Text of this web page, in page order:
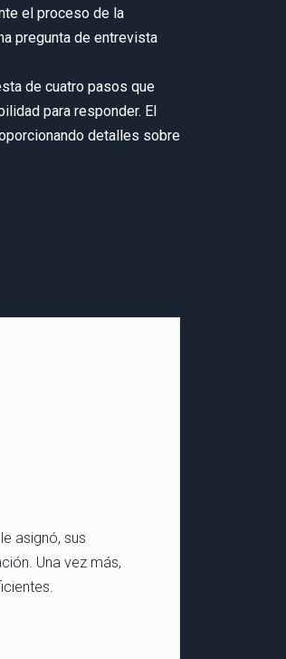
el proceso de la
pregunta de entrevista
de cuatro pasos que
para responder. El
detalles sobre
asignó, sus
Una vez más,